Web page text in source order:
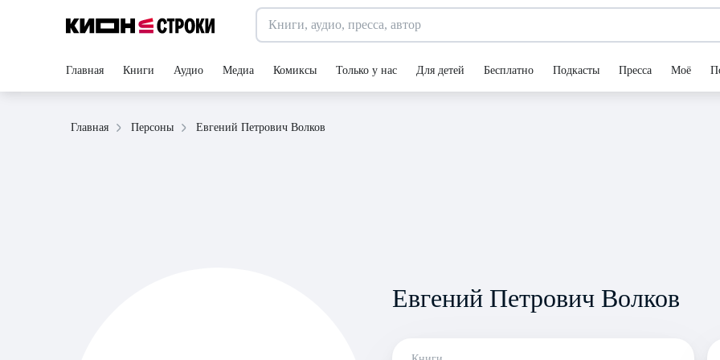
Главная Книги Аудио Медиа Комиксы Только у нас Для детей Бесплатно Подкасты Пресса Моё
Главная Персоны Евгений Петрович Волков
Евгений Петрович Волков